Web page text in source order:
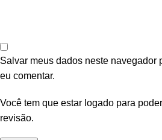
Salvar meus dados neste navegador
eu comentar.
Você tem que estar logado para
revisão.